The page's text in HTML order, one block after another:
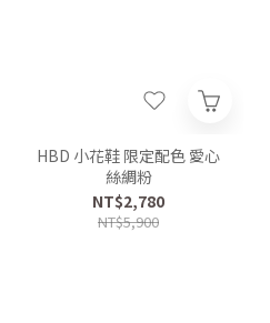
HBD 小花鞋 限定配色 愛心
絲綢粉
NT$2,780
NT$5,900